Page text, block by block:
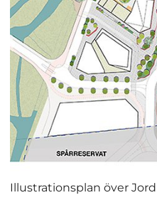
Illustrationsplan över